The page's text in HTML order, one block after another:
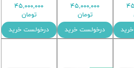
۴۵,۰۰۰,۰۰۰
تومان
درخولست خرید
۴۵,۰۰۰,۰۰۰
تومان
درخولست خرید